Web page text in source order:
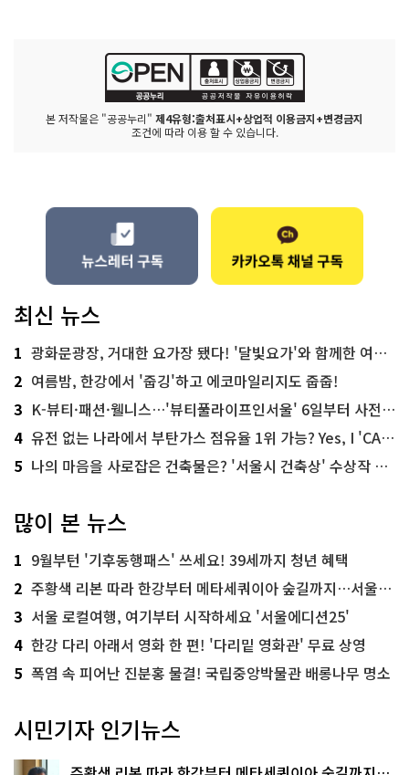
본 저작물은 "공공누리" 제4유형:출처표시+상업적 이용금지+변경금지
조건에 따라 이용 할 수 있습니다.
최신 뉴스
1 광화문광장, 거대한 요가장 됐다! '달빛요가'와 함께한 여름밤 힐링
2 여름밤, 한강에서 '줍깅'하고 에코마일리지도 줍줍!
3 K-뷰티·패션·웰니스…'뷰티풀라이프인서울' 6일부터 사전 예약
4 유전 없는 나라에서 부탄가스 점유율 1위 가능? Yes, I 'CAN'
5 나의 마음을 사로잡은 건축물은? '서울시 건축상' 수상작 공개!
많이 본 뉴스
1 9월부턴 '기후동행패스' 쓰세요! 39세까지 청년 혜택
2 주황색 리본 따라 한강부터 메타세쿼이아 숲길까지…서울둘레길 15코스
3 서울 로컬여행, 여기부터 시작하세요 '서울에디션25'
4 한강 다리 아래서 영화 한 편! '다리밑 영화관' 무료 상영
5 폭염 속 피어난 진분홍 물결! 국립중앙박물관 배롱나무 명소
시민기자 인기뉴스